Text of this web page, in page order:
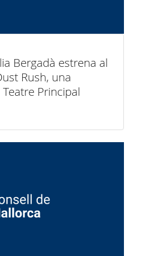
Bergadà estrena al
Rush, una
Principal